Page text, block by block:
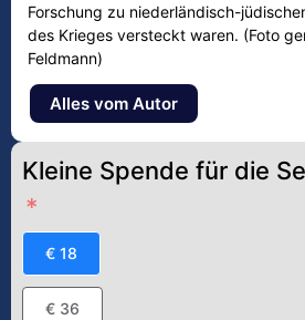
Forschung zu niederländisch-
des Krieges versteckt waren. (Foto
Feldmann)
Alles vom Autor
Kleine Spende für die
€ 18
€ 36